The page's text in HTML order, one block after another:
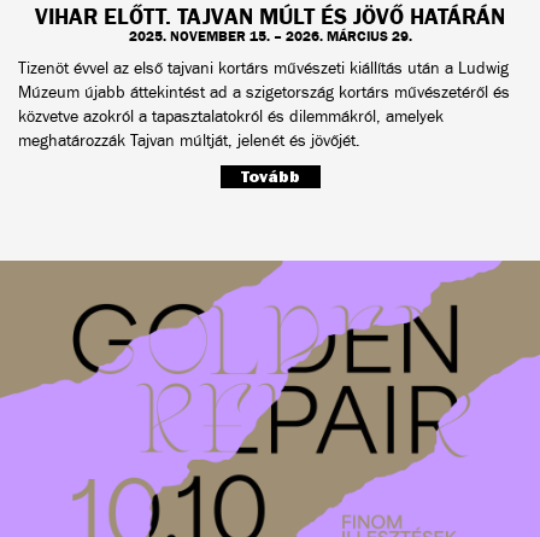
VIHAR ELŐTT. TAJVAN MÚLT ÉS JÖVŐ HATÁRÁN
2025. NOVEMBER 15. – 2026. MÁRCIUS 29.
Tizenöt évvel az első tajvani kortárs művészeti kiállítás után a Ludwig
Múzeum újabb áttekintést ad a szigetország kortárs művészetéről és
közvetve azokról a tapasztalatokról és dilemmákról, amelyek
meghatározzák Tajvan múltját, jelenét és jövőjét.
Tovább